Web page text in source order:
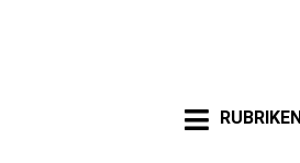
RUBRIKEN